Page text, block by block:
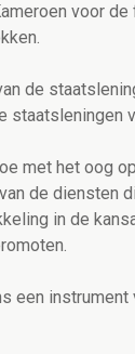
voor de
de
staatsleningen
met het oog
de diensten
in de
een instrument